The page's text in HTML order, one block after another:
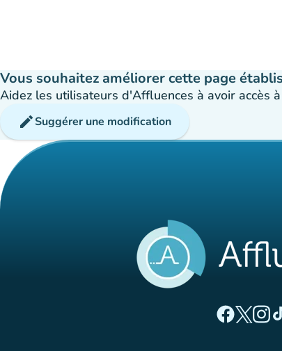
Vous souhaitez améliorer cette page
Aidez les utilisateurs d'Affluences à avoir accès
editSuggérer une modification
(nouvel